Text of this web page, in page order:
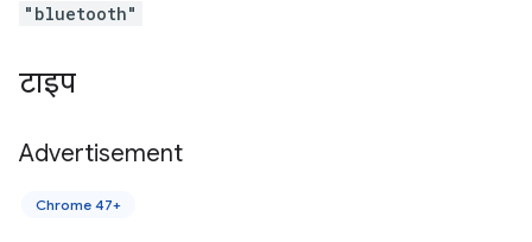
"bluetooth"
टाइप
Advertisement
Chrome 47+